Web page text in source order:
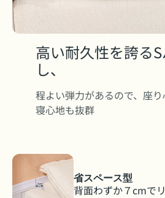
高い耐久性を誇る
し、
程よい弾力があるので、座り
寝心地も抜群
省スペース型
背面わずか７cmで